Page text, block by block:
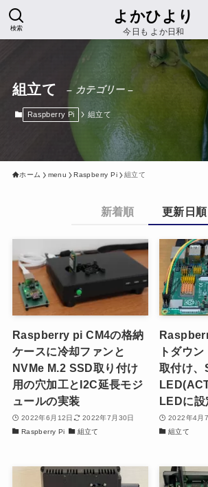
よかひより
今日も よか日和
検索
組立て – カテゴリー –
Raspberry Pi 組立て
ホーム menu Raspberry Pi 組立て
新着順 更新日順
Raspberry pi CM4の格納
ケースに冷却ファンと
NVMe M.2 SSD取り付け
用の穴加工とI2C延長モジ
ュールの実装
2022年6月12日
2022年7月30日
Raspberry Pi
組立て
トダウ
取付け、
LEDに設
2022年4月7
組立て